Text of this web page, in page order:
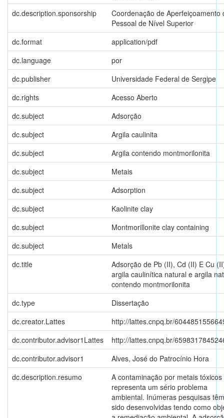
dc.description.sponsorship
Coordenação de Aperfeiçoamento
Pessoal de Nível Superior
dc.format
application/pdf
dc.language
por
dc.publisher
Universidade Federal de Sergipe
dc.rights
Acesso Aberto
dc.subject
Adsorção
dc.subject
Argila caulinita
dc.subject
Argila contendo montmorilonita
dc.subject
Metais
dc.subject
Adsorption
dc.subject
Kaolinite clay
dc.subject
Montmorillonite clay containing
dc.subject
Metals
dc.title
Adsorção de Pb (II), Cd (II) E Cu
argila caulinítica natural e argila
contendo montmorilonita
dc.type
Dissertação
dc.creator.Lattes
http://lattes.cnpq.br/
dc.contributor.advisor1Lattes
http://lattes.cnpq.br/
dc.contributor.advisor1
Alves, José do Patrocínio Hora
dc.description.resumo
A contaminação por metais tóxicos
representa um sério problema
ambiental. Inúmeras pesquisas têm
sido desenvolvidas tendo como